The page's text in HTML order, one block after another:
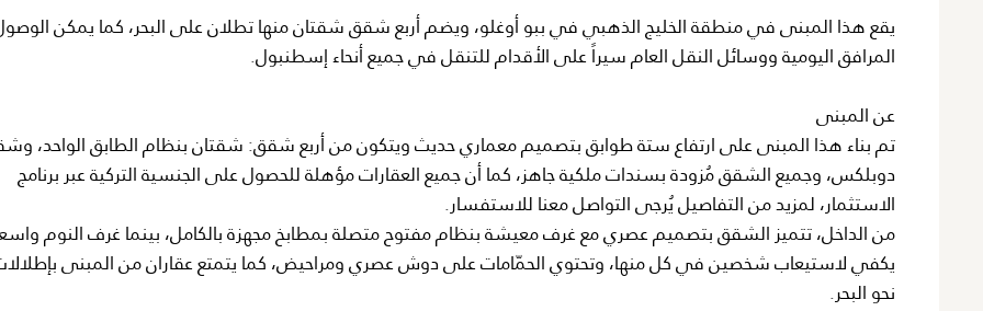
يقع هذا المبنى في منطقة الخليج الذهبي في ببو أوغلو، ويضم أربع شقق شقتان منها تطلان على البحر، كما يمكن
المرافق اليومية ووسائل النقل العام سيراً على الأقدام للتنقل في جميع أنحاء إسطنبول.
عن المبنى
تم بناء هذا المبنى على ارتفاع ستة طوابق بتصميم معماري حديث ويتكون من أربع شقق: شقتان بنظام الطابق الواحد،
دوبلكس، وجميع الشقق مُزودة بسندات ملكية جاهز، كما أن جميع العقارات مؤهلة للحصول على الجنسية التركية عبر برنامج
الاستثمار، لمزيد من التفاصيل يُرجى التواصل معنا للاستفسار.
من الداخل، تتميز الشقق بتصميم عصري مع غرف معيشة بنظام مفتوح متصلة بمطابخ مجهزة بالكامل، بينما غرف النوم
يكفي لاستيعاب شخصين في كل منها، وتحتوي الحمّامات على دوش عصري ومراحيض، كما يتمتع عقاران من المبنى
نحو البحر.